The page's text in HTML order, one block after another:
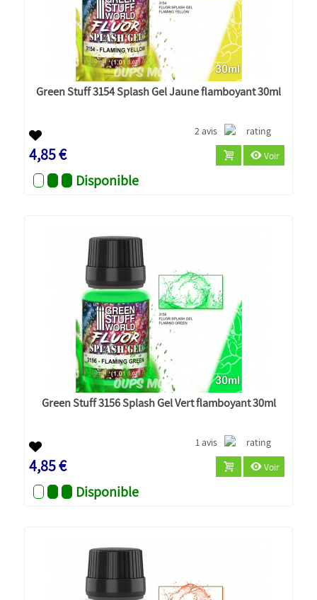
Green Stuff 3154 Splash Gel Jaune flamboyant 30ml
2 avis
4,85 € Voir
Disponible
Green Stuff 3156 Splash Gel Vert flamboyant 30ml
1 avis
4,85 € Voir
Disponible